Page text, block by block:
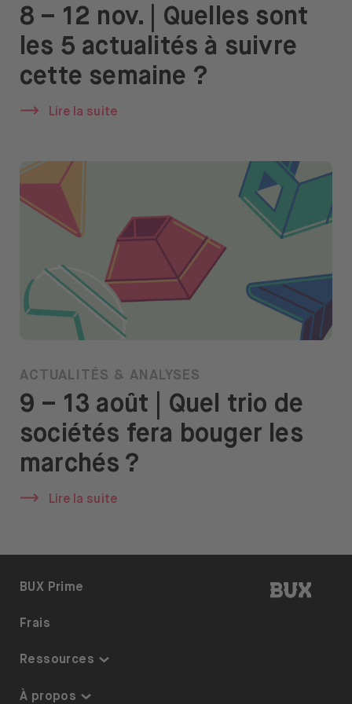
8 – 12 nov. | Quelles sont
les 5 actualités à suivre
cette semaine ?
Lire la suite
ACTUALITÉS & ANALYSES
9 – 13 août | Quel trio de
sociétés fera bouger les
marchés ?
Lire la suite
BUX |
BUX Prime
Frais
Ressources
Centre de connaissances
À propos